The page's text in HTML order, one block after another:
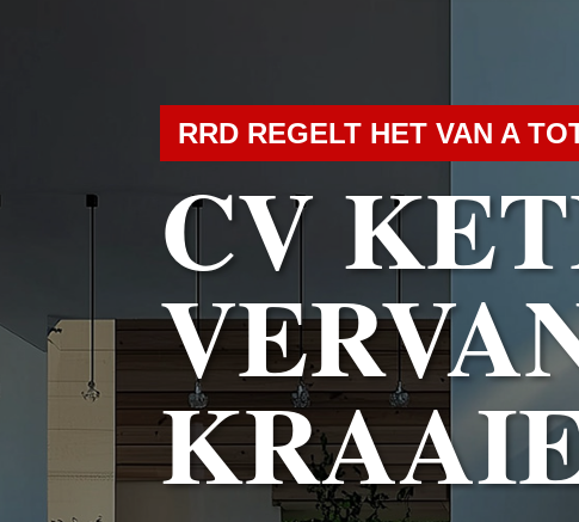
RRD REGELT HET VAN A
CV